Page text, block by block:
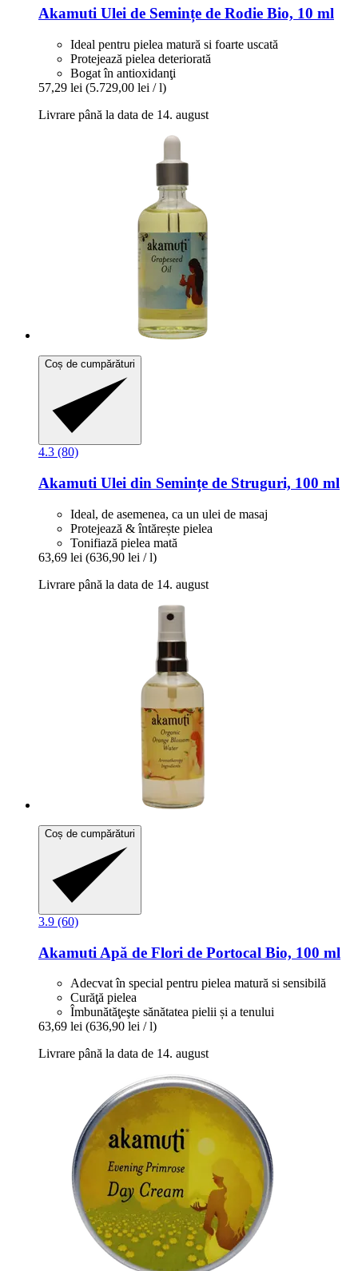
Akamuti Ulei de Semințe de Rodie Bio, 10 ml
Ideal pentru pielea matură si foarte uscată
Protejează pielea deteriorată
Bogat în antioxidanţi
57,29 lei (5.729,00 lei / l)
Livrare până la data de 14. august
Coș de cumpărături
4.3 (80)
Akamuti Ulei din Semințe de Struguri, 100 ml
Ideal, de asemenea, ca un ulei de masaj
Protejează & întărește pielea
Tonifiază pielea mată
63,69 lei (636,90 lei / l)
Livrare până la data de 14. august
Coș de cumpărături
3.9 (60)
Akamuti Apă de Flori de Portocal Bio, 100 ml
Adecvat în special pentru pielea matură si sensibilă
Curăţă pielea
Îmbunătăţeşte sănătatea pielii și a tenului
63,69 lei (636,90 lei / l)
Livrare până la data de 14. august